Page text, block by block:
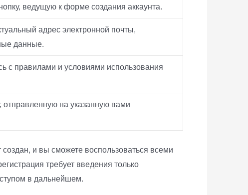
ведущую к форме создания аккаунта.
адрес электронной почты,
данные.
с правилами и условиями использования
отправленную на указанную вами
и вы сможете воспользоваться всеми
требует введения только
в дальнейшем.